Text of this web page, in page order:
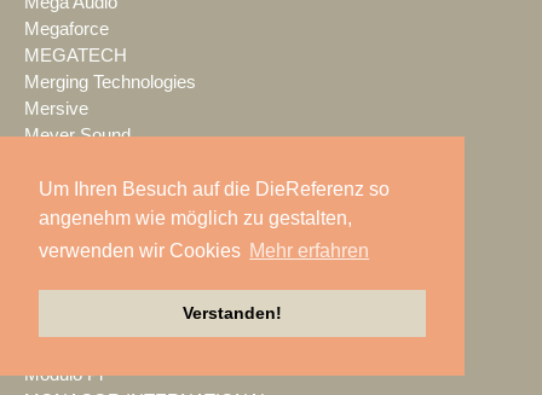
Um Ihren Besuch auf die DieReferenz so
angenehm wie möglich zu gestalten,
verwenden wir Cookies Mehr erfahren
Verstanden!
Megaforce
MEGATECH
Merging Technologies
Mersive
Meyer Sound
MILOS
Ministry of Light
MisterMaster
MKM Event Show Technik
MLS magic light+sound
Modulo Pi